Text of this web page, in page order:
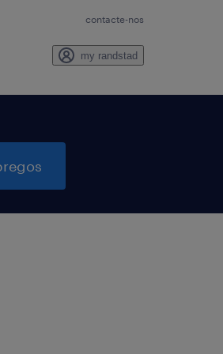
contacte-nos
my randstad